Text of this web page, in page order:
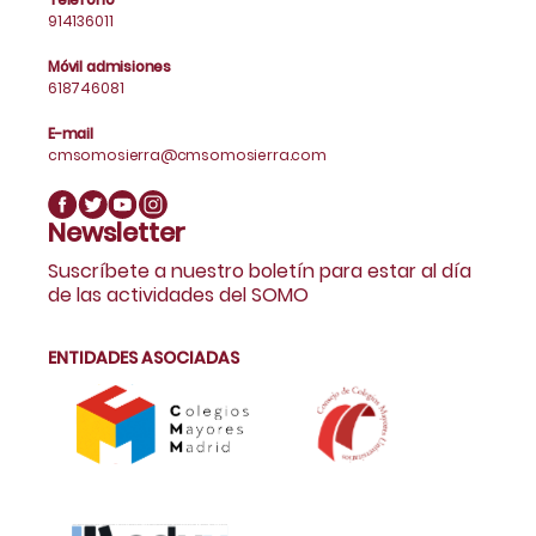
914136011
Móvil admisiones
618746081
E-mail
cmsomosierra@cmsomosierra.com
Newsletter
Suscríbete a nuestro boletín para estar al día
de las actividades del SOMO
ENTIDADES ASOCIADAS